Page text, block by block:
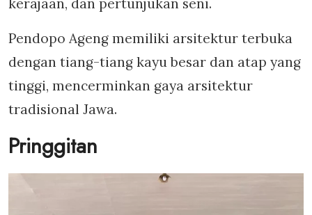
kerajaan, dan pertunjukan seni.
Pendopo Ageng memiliki arsitektur terbuka
dengan tiang-tiang kayu besar dan atap yang
tinggi, mencerminkan gaya arsitektur
tradisional Jawa.
Pringgitan